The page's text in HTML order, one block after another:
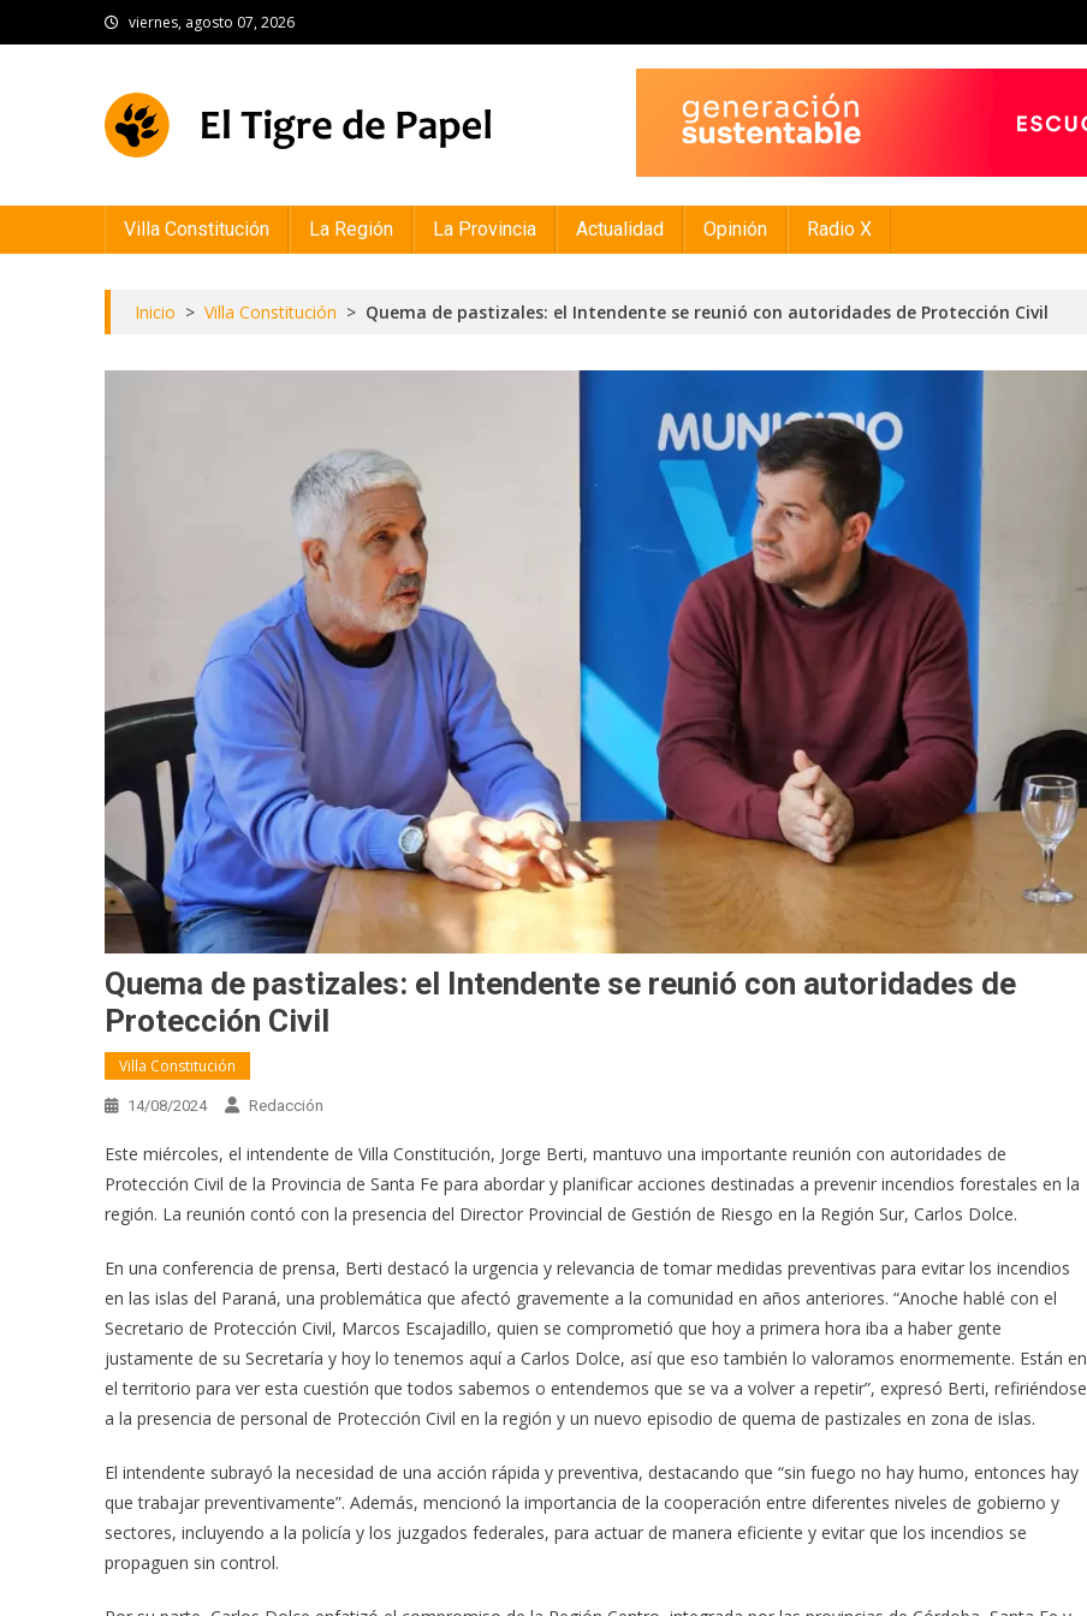
to
viernes, agosto 07, 2026
Villa Constitución La Región La Provincia Actualidad Opinión Radio X
Inicio > Villa Constitución > Quema de pastizales: el Intendente se reunió con autoridades de Protección Civil
Quema de pastizales: el Intendente se reunió con autoridades de
Protección Civil
Villa Constitución
14/08/2024 Redacción
Este miércoles, el intendente de Villa Constitución, Jorge Berti, mantuvo una importante reunión con autoridades de
Protección Civil de la Provincia de Santa Fe para abordar y planificar acciones destinadas a prevenir incendios forestales en la
región. La reunión contó con la presencia del Director Provincial de Gestión de Riesgo en la Región Sur, Carlos Dolce.
En una conferencia de prensa, Berti destacó la urgencia y relevancia de tomar medidas preventivas para evitar los incendios
en las islas del Paraná, una problemática que afectó gravemente a la comunidad en años anteriores. “Anoche hablé con el
Secretario de Protección Civil, Marcos Escajadillo, quien se comprometió que hoy a primera hora iba a haber gente
justamente de su Secretaría y hoy lo tenemos aquí a Carlos Dolce, así que eso también lo valoramos enormemente. Están en
el territorio para ver esta cuestión que todos sabemos o entendemos que se va a volver a repetir”, expresó Berti, refiriéndose
a la presencia de personal de Protección Civil en la región y un nuevo episodio de quema de pastizales en zona de islas.
El intendente subrayó la necesidad de una acción rápida y preventiva, destacando que “sin fuego no hay humo, entonces hay
que trabajar preventivamente”. Además, mencionó la importancia de la cooperación entre diferentes niveles de gobierno y
sectores, incluyendo a la policía y los juzgados federales, para actuar de manera eficiente y evitar que los incendios se
propaguen sin control.